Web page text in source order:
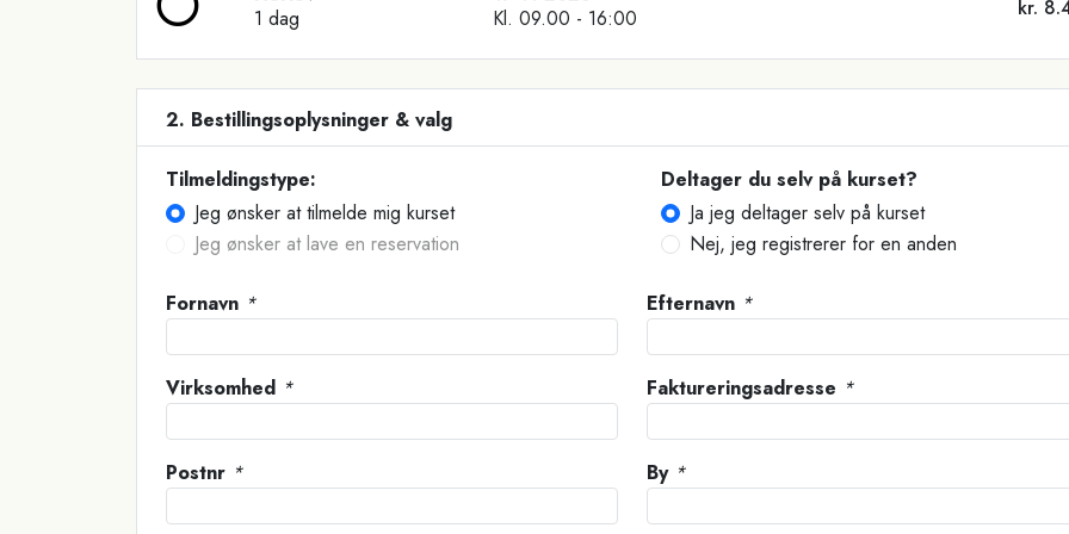
1 dag
Kl. 09.00 - 16:00
kr.
2. Bestillingsoplysninger & valg
Tilmeldingstype:
Jeg ønsker at tilmelde mig kurset
Jeg ønsker at lave en reservation
Deltager du selv på kurset?
Ja jeg deltager selv på kurset
Nej, jeg registrerer for en anden
Fornavn * Efternavn *
Virksomhed * Faktureringsadresse *
Postnr * By *